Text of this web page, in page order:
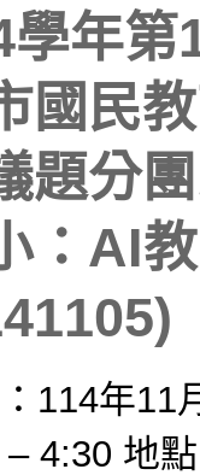
學年第
國民
題分
：AI
114年11
– 4:30 地